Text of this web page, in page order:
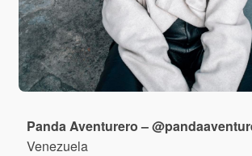
Panda Aventurero –
Venezuela